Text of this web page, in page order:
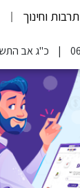
תרבות וחינוך
כ"ג אב